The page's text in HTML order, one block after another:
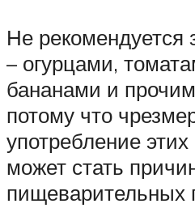
Не рекомендуется
– огурцами,
бананами и
потому что
употребление этих
может стать
пищеварительных